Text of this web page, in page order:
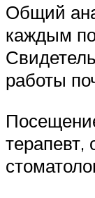
Общий
каждым
работы
терапевт,